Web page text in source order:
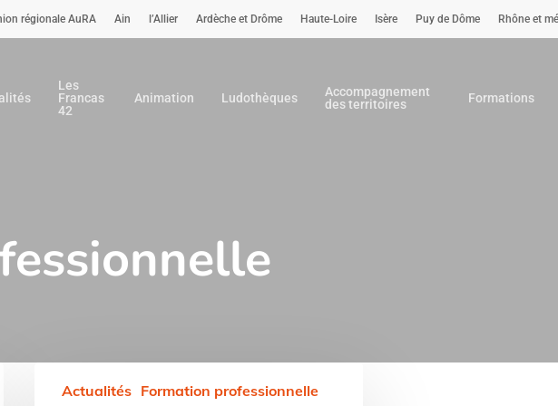
régionale AuRA Ain l’Allier Ardèche et Drôme Haute-Loire Isère Puy de Dôme Rhône et
fermer.
Les
Francas
42
Animation Ludothèques
Accompagnement
des territoires
Formations
Animation
Actualités Formation professionnelle